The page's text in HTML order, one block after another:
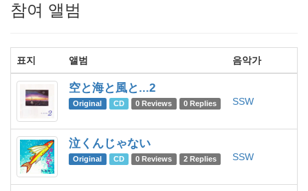
참여 앨범
표지 앨범 음악가
空と海と風と...2
Original CD 0 Reviews 0 Replies SSW
泣くんじゃない
Original CD 0 Reviews 2 Replies SSW